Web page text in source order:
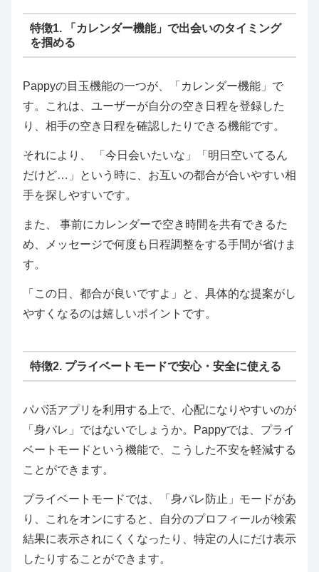
特徴1. 「カレンダー機能」で出会いのタイミング
を掴める
Pappyの目玉機能の一つが、「カレンダー機能」で
す。これは、ユーザーが自分の空き日程を登録した
り、相手の空き日程を確認したりできる機能です。
それにより、 「今日会いたいな」「明日空いてるん
だけど…」という時に、お互いの都合が合いやすい相
手を探しやすいです。
また、 事前にカレンダーで空き時間を共有できるた
め、メッセージで何度も日程調整をする手間が省けま
す。
「この日、都合が良いですよ」と、具体的な提案がし
やすくなるのは嬉しいポイントです。
特徴2. プライベートモードで安心・安全に使える
パパ活アプリを利用する上で、心配になりやすいのが
「身バレ」ではないでしょうか。Pappyでは、プライ
ベートモードという機能で、こうした不安を軽減する
ことができます。
プライベートモードでは、「身バレ防止」モードがあ
り、これをオンにすると、自分のプロフィールが検索
結果に表示されにくくなったり、特定の人にだけ表示
したりすることができます。